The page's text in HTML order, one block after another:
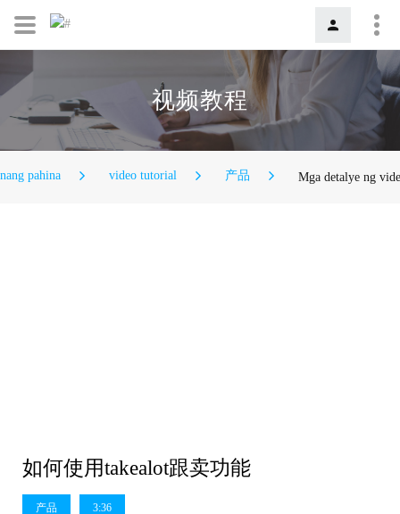
视频教程
pahina video tutorial 产品 Mga detalye ng
如何使用takealot跟卖功能
产品 3:36